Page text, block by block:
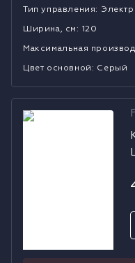
Тип управления:
Ширина, см : 120
Mаксимальная
Цвет основной : Серый
Корпус Falmec